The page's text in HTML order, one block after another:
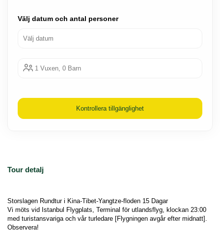
Tour detalj
Storslagen Rundtur i Kina-Tibet-Yangtze-floden 15 Dagar
Vi möts vid Istanbul Flygplats, Terminal för utlandsflyg, klockan 23:00
med turistansvariga och vår turledare [Flygningen avgår efter midnatt].
Observera!
Välj datum och antal personer
1 Vuxen, 0 Barn
Kontrollera tillgänglighet